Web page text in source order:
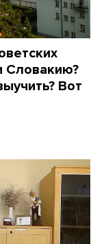
Словакию?
Вот